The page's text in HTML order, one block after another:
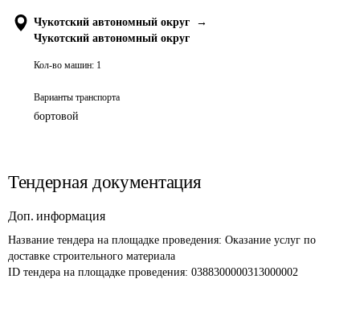
Чукотский автономный округ
→
Чукотский автономный округ
Кол-во машин: 1
Варианты транспорта
бортовой
Тендерная документация
Доп. информация
Название тендера на площадке проведения: Оказание услуг по
доставке строительного материала
ID тендера на площадке проведения: 0388300000313000002